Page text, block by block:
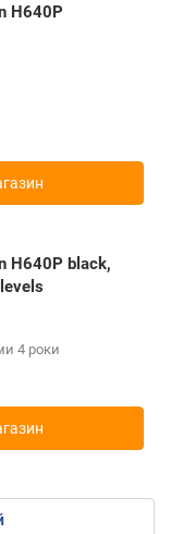
H640P
H640P black,
4 роки